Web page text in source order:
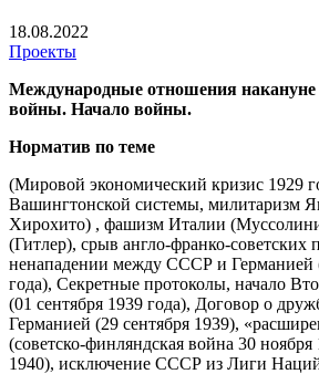
18.08.2022
Проекты
Международные отношения
войны. Начало войны.
Норматив по теме
(Мировой экономический кризис 1929
Вашингтонской системы, милитаризм
Хирохито) , фашизм Италии
(Гитлер), срыв англо-франко-советских
ненападении между СССР и Германией
года), Секретные протоколы, начало
(01 сентября 1939 года), Договор о
Германией (29 сентября 1939),
(советско-финляндская война 30 ноября
1940), исключение СССР из Лиги